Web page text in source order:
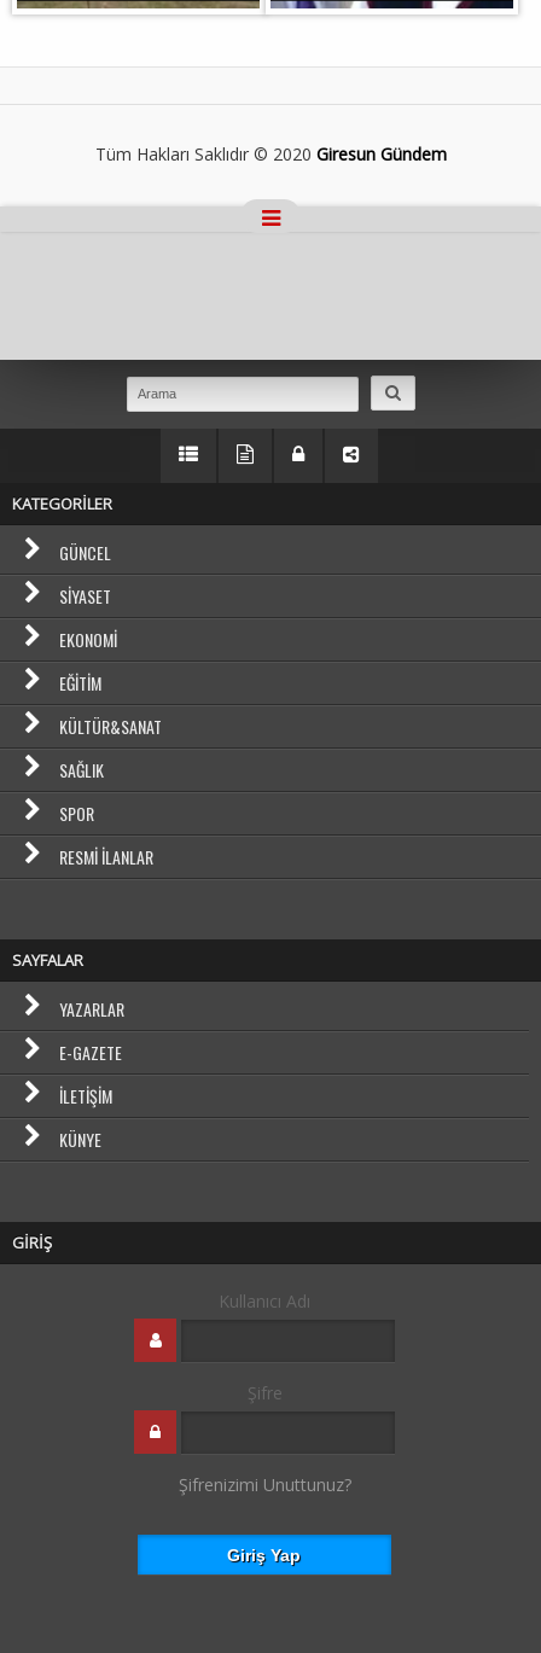
Tüm Hakları Saklıdır © 2020 Giresun Gündem
KATEGORİLER
GÜNCEL
SIYASET
EKONOMI
EĞITIM
KÜLTÜR&SANAT
SAĞLIK
SPOR
RESMI İLANLAR
SAYFALAR
YAZARLAR
E-GAZETE
İLETIŞIM
KÜNYE
GİRİŞ
Kullanıcı Adı
Şifre
Şifrenizimi Unuttunuz?